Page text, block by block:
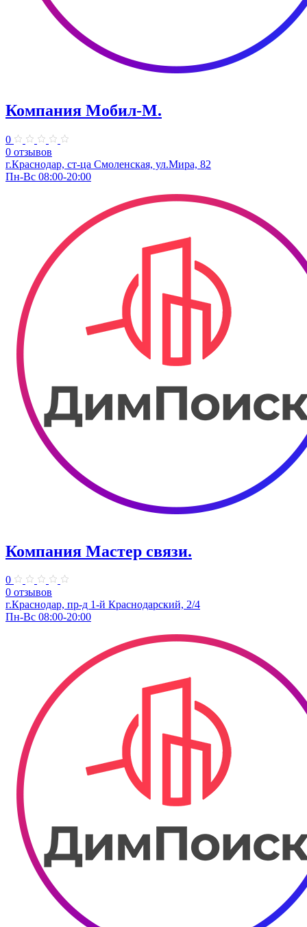
Компания Мобил-М.
0
0 отзывов
г.Краснодар, ст-ца Смоленская, ул.Мира, 82
Пн-Вс 08:00-20:00
Компания Мастер связи.
0
0 отзывов
г.Краснодар, пр-д 1-й Краснодарский, 2/4
Пн-Вс 08:00-20:00